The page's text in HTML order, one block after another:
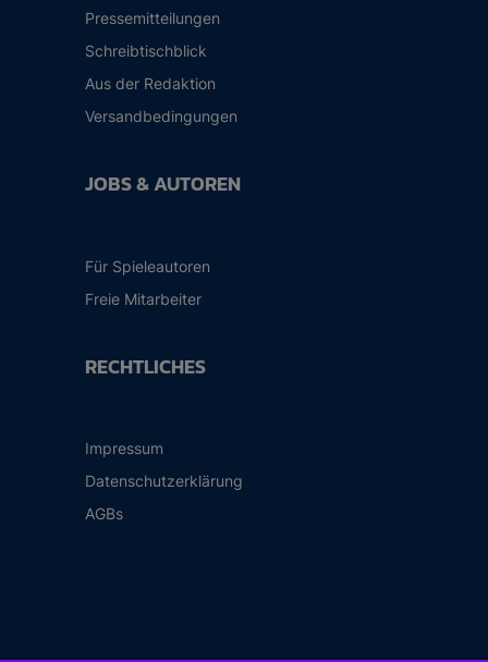
Pressemitteilungen
Schreibtischblick
Aus der Redaktion
Versandbedingungen
JOBS & AUTOREN
Für Spieleautoren
Freie Mitarbeiter
RECHTLICHES
Impressum
Datenschutzerklärung
AGBs